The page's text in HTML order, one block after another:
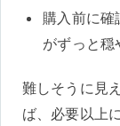
購入前に確
がずっと穏
難しそうに見
ば、必要以上